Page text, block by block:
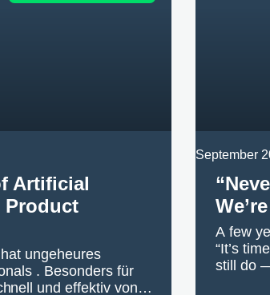
Artificial
Product
ungeheures
. Besonders für
und effektiv von
A few
“It’s
still do
September